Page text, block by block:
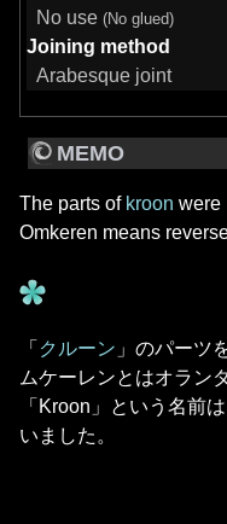
No use (No glued)
Joining method
Arabesque joint
MEMO
The parts of kroon were
Omkeren means
「 クルーン 」のパーツ
ムケーレンとはオラン
「Kroon」という名前
いました。